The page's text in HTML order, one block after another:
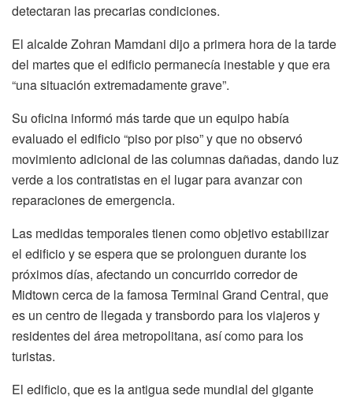
detectaran las precarias condiciones.
El alcalde Zohran Mamdani dijo a primera hora de la tarde
del martes que el edificio permanecía inestable y que era
“una situación extremadamente grave”.
Su oficina informó más tarde que un equipo había
evaluado el edificio “piso por piso” y que no observó
movimiento adicional de las columnas dañadas, dando luz
verde a los contratistas en el lugar para avanzar con
reparaciones de emergencia.
Las medidas temporales tienen como objetivo estabilizar
el edificio y se espera que se prolonguen durante los
próximos días, afectando un concurrido corredor de
Midtown cerca de la famosa Terminal Grand Central, que
es un centro de llegada y transbordo para los viajeros y
residentes del área metropolitana, así como para los
turistas.
El edificio, que es la antigua sede mundial del gigante